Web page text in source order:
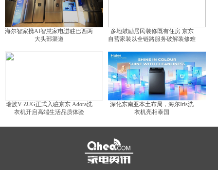
海尔智家携AI智慧家电进驻巴西两
大头部渠道
多地鼓励居民装修既有住房 京东
自营家装以全链路服务破解装修难
瑞族V-ZUG正式入驻京东 Adora洗
衣机开启高端生活品质体验
深化东南亚本土布局，海尔Iris洗
衣机亮相泰国